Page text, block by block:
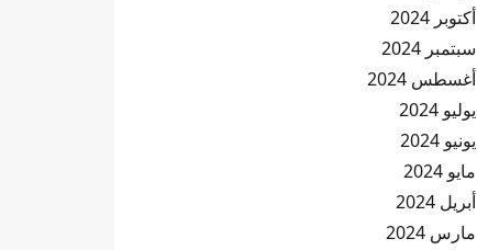
أكتوبر 2024
سبتمبر 2024
أغسطس 2024
يوليو 2024
يونيو 2024
مايو 2024
أبريل 2024
مارس 2024